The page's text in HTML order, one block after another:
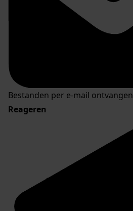
Bestanden per e-mail ontvangen
Reageren